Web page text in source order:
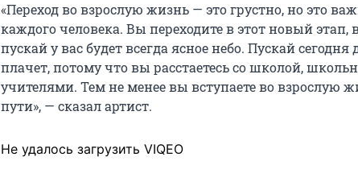
«Переход во взрослую жизнь — это грустно, но это
каждого человека. Вы переходите в этот новый
пускай у вас будет всегда ясное небо. Пускай
плачет, потому что вы расстаетесь со школой,
учителями. Тем не менее вы вступаете во взрослую
пути», — сказал артист.
Не удалось загрузить VIQEO